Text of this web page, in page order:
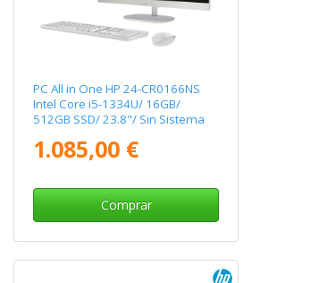
PC All in One HP 24-CR0166NS
Intel Core i5-1334U/ 16GB/
512GB SSD/ 23.8"/ Sin Sistema
1.085,00 €
Comprar